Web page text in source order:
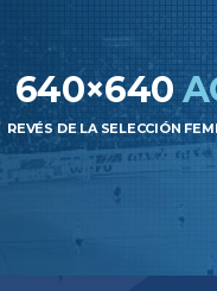
640×640
REVÉS DE LA SELECCIÓN